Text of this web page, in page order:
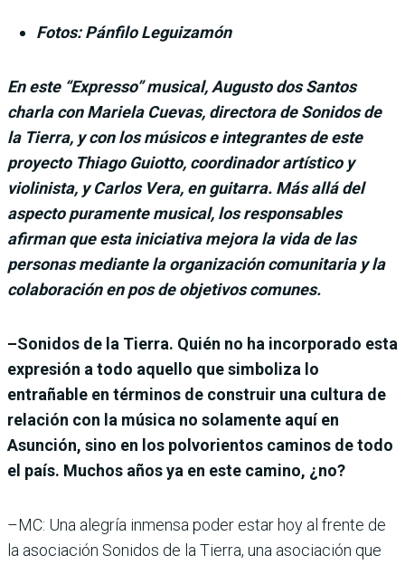
Fotos: Pánfilo Leguizamón
En este “Expresso” musical, Augusto dos Santos
charla con Mariela Cuevas, directora de Sonidos de
la Tierra, y con los músicos e integrantes de este
proyecto Thiago Guiotto, coordinador artístico y
violinista, y Carlos Vera, en guitarra. Más allá del
aspecto puramente musical, los responsables
afirman que esta iniciativa mejora la vida de las
personas mediante la organización comunitaria y la
colaboración en pos de objetivos comunes.
–Sonidos de la Tierra. Quién no ha incorporado esta
expresión a todo aquello que simboliza lo
entrañable en términos de construir una cultura de
relación con la música no solamente aquí en
Asunción, sino en los polvorientos caminos de todo
el país. Muchos años ya en este camino, ¿no?
–MC: Una alegría inmensa poder estar hoy al frente de
la asociación Sonidos de la Tierra, una asociación que